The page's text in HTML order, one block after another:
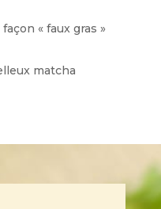
« faux gras »
matcha